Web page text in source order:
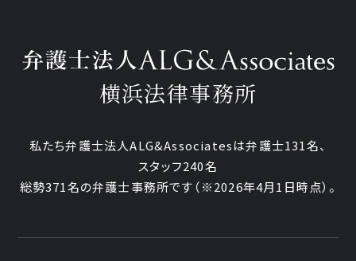
横浜法律事務所
私たち弁護士法人ALG&Associatesは弁護士131名、
スタッフ240名
総勢371名の弁護士事務所です （※2026年4月1日時点）。